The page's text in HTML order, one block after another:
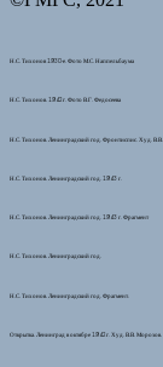
Н.С. Тихонов 1930-е. Фото М.С. Наппельбаума
Н.С. Тихонов. 1942 г. Фото В.Г. Федосеева
Н.С. Тихонов. Ленинградский год. Фронтиспис. Худ.
Н.С. Тихонов. Ленинградский год. 1943 г.
Н.С. Тихонов. Ленинградский год. 1943 г. Фрагмент
Н.С. Тихонов. Ленинградский год.
Н.С. Тихонов. Ленинградский год. Фрагмент.
Открытка. Ленинград в октябре 1942 г. Худ. В.В. Морозов.